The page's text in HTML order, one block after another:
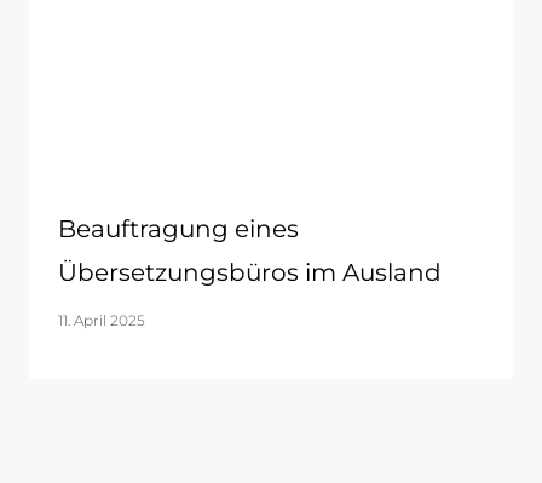
Beauftragung eines
Übersetzungsbüros im Ausland
11. April 2025